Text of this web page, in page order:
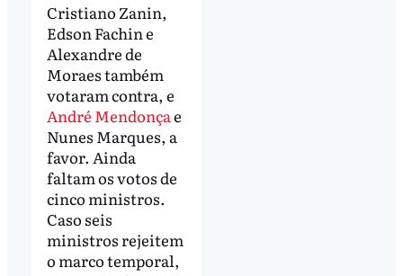
Cristiano Zanin,
Edson Fachin e
Alexandre de
Moraes também
votaram contra, e
André Mendonçae
Nunes Marques, a
favor. Ainda
faltam os votos de
cinco ministros.
Caso seis
ministros rejeitem
o marco temporal,